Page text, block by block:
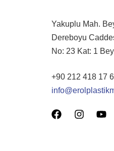
Yakuplu Mah.
Dereboyu
No: 23 Kat: 1
+90 212 418 17